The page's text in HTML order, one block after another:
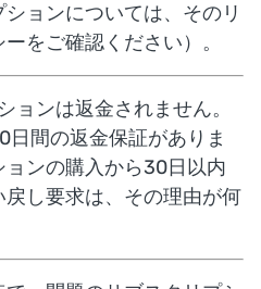
ョンについては、そのリ
をご確認ください）。
ョンは返金されません。
間の返金保証がありま
ンの購入から30日以内
し要求は、その理由が何